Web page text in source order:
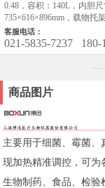
0.48，容积：140L，内胆
735×616×896mm，载物托
客服电话：
021-5835-7237 180-
商品图片
主要用于细菌、霉菌
现加热精准调控，可为
生物制药、食品、检验